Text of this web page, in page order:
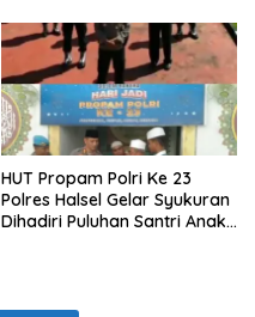
HUT Propam Polri Ke 23
Polres Halsel Gelar Syukuran
Dihadiri Puluhan Santri Anak